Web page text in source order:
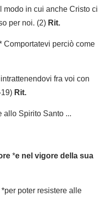
in cui anche Cristo ci
per noi. (2)Rit.
perciò come
fra voi con
Rit.
Spirito Santo ...
*e nel vigore della sua
poter resistere alle